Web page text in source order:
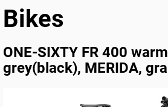
Bikes
ONE-SIXTY FR 400
grey(black), MERIDA,